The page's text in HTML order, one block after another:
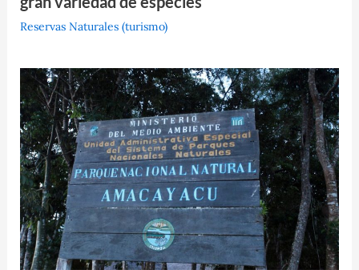
Reservas Naturales (turismo)